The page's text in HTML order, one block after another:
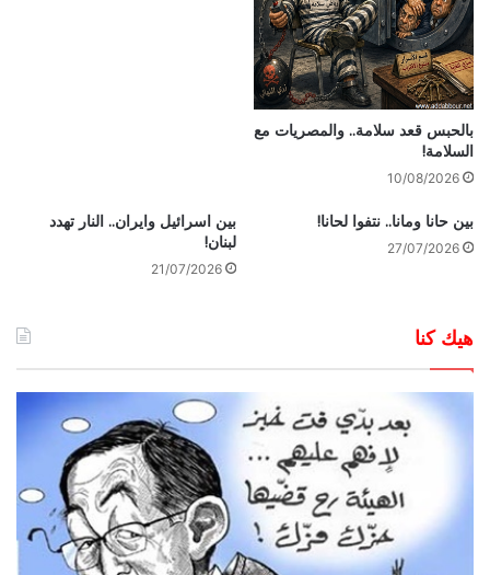
بالحبس قعد سلامة.. والمصريات مع
السلامة!
10/08/2026
بين حانا ومانا.. نتفوا لحانا!
27/07/2026
بين اسرائيل وايران.. النار تهدد
لبنان!
21/07/2026
هيك كنا